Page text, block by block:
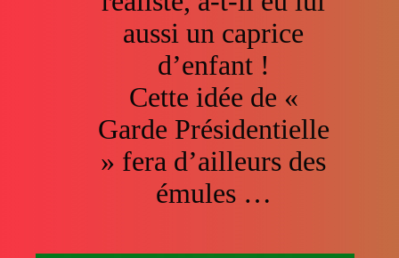
aussi un caprice
d’enfant !
Cette idée de «
Garde Présidentielle
» fera d’ailleurs des
émules …